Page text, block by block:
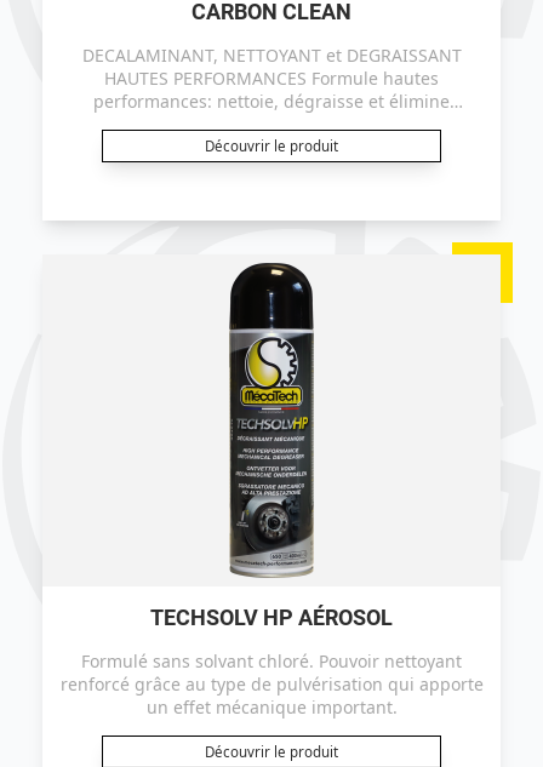
CARBON CLEAN
DECALAMINANT, NETTOYANT et DEGRAISSANT
HAUTES PERFORMANCES Formule hautes
performances: nettoie, dégraisse et élimine
les suies et résidus charbonneux sur les
composants du système d'injection monopoint et
non).
Découvrir le produit
TECHSOLV HP AÉROSOL
Formulé sans solvant chloré. Pouvoir nettoyant
renforcé grâce au type de pulvérisation qui apporte
un effet mécanique important.
Découvrir le produit